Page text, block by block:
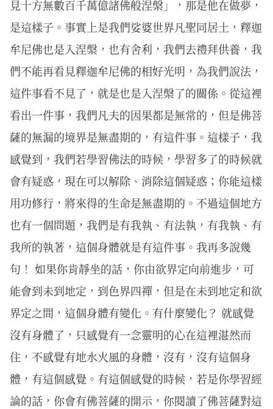
見十方無數百千萬億諸佛般涅槃」，那是他在做夢，
是這樣子。事實上是我們娑婆世界凡聖同居土，釋迦
牟尼佛也是入涅槃，也有舍利，我們去禮拜供養，我
們不能再看見釋迦牟尼佛的相好光明，為我們說法，
這件事看不見了，就是也是入涅槃了的關係。從這裡
看出一件事，我們凡夫的因果都是無常的，但是佛菩
薩的無漏的境界是無盡期的，有這件事。這樣子，我
感覺到，我們若學習佛法的時候，學習多了的時候就
會有疑惑，現在可以解除、消除這個疑惑；你能這樣
用功修行，將來得的生命是無盡期的。不過這個地方
也有一個問題，我們是有我執、有法執，有我執、有
我所的執著，這個身體就是有這件事。我再多說幾
句！ 如果你肯靜坐的話，你由欲界定向前進步，可
能會到未到地定，到色界四禪，但是在未到地定和欲
界定之間，這個身體有變化。有什麼變化？ 就感覺
沒有身體了，只感覺有一念靈明的心在這裡湛然而
住，不感覺有地水火風的身體，沒有，沒有這個身
體，有這個感覺。有這個感覺的時候，若是你學習經
論的話，你會有佛菩薩的開示，你閱讀了佛菩薩對這